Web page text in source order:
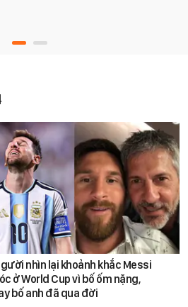
nhìn lại khoảnh khắc Messi
ở World Cup vì bố ốm nặng,
bố anh đã qua đời